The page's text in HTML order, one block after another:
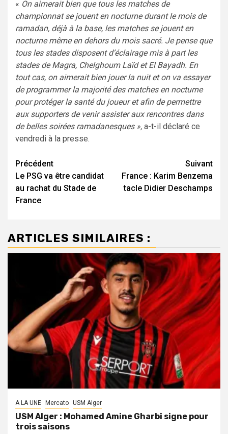
« On aimerait bien que tous les matches de
championnat se jouent en nocturne durant le mois de
ramadan, déjà à la base, les matches se jouent en
nocturne même en dehors du mois sacré. Je pense que
tous les stades disposent d’éclairage mis à part les
stades de Magra, Chelghoum Laïd et El Bayadh. En
tout cas, on aimerait bien jouer la nuit et on va essayer
de programmer la majorité des matches en nocturne
pour protéger la santé du joueur et afin de permettre
aux supporters de venir assister aux rencontres dans
de belles soirées ramadanesques », a-t-il déclaré ce
vendredi à la presse.
Navigation
d’article
Précédent
Le PSG va être candidat
au rachat du Stade de
France
Suivant
France : Karim Benzema
tacle Didier Deschamps
ARTICLES SIMILAIRES :
A LA UNE Mercato USM Alger
USM Alger : Mohamed Amine Gharbi signe pour
trois saisons